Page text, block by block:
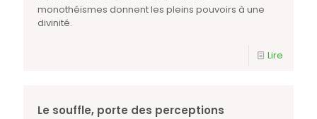
monothéismes donnent les pleins pouvoirs à une
divinité.
Lire
Le souffle, porte des perceptions